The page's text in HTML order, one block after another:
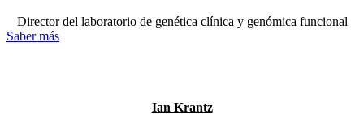
Director del laboratorio de genética clínica y genómica funcional
Saber más
Ian Krantz